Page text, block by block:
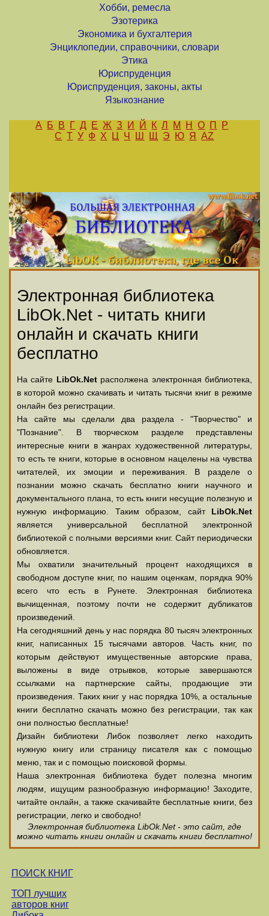
Хобби, ремесла
Эзотерика
Экономика и бухгалтерия
Энциклопедии, справочники, словари
Этика
Юриспруденция
Юриспруденция, законы, акты
Языкознание
А Б В Г Д Е Ж З И Й К Л М Н О П
Р
С Т У Ф Х Ц Ч Ш Щ Э Ю Я AZ
Электронная библиотека
LibOk.Net - читать книги
онлайн и скачать книги
бесплатно
На сайте LibOk.Netрасполжена электронная библиотека,
в которой можно скачивать и читать тысячи книг в режиме
онлайн без регистрации.
На сайте мы сделали два раздела - "Творчество" и
"Познание". В творческом разделе представлены
интересные книги в жанрах художественной литературы,
то есть те книги, которые в основном нацелены на чувства
читателей, их эмоции и переживания. В разделе о
познании можно скачать бесплатно книги научного и
документального плана, то есть книги несущие полезную и
нужную информацию. Таким образом, сайт LibOk.Net
является универсальной бесплатной электронной
библиотекой с полными версиями книг. Сайт периодически
обновляется.
Мы охватили значительный процент находящихся в
свободном доступе книг, по нашим оценкам, порядка 90%
всего что есть в Рунете. Электронная библиотека
вычищенная, поэтому почти не содержит дубликатов
произведений.
На сегодняшний день у нас порядка 80 тысяч электронных
книг, написанных 15 тысячами авторов. Часть книг, по
которым действуют имущественные авторские права,
выложены в виде отрывков, которые завершаются
ссылками на партнерские сайты, продающие эти
произведения. Таких книг у нас порядка 10%, а остальные
книги бесплатно скачать можно без регистрации, так как
они полностью бесплатные!
Дизайн библиотеки Либок позволяет легко находить
нужную книгу или страницу писателя как с помощью
меню, так и с помощью поисковой формы.
Наша электронная библиотека будет полезна многим
людям, ищущим разнообразную информацию! Заходите,
читайте онлайн, а также скачивайте бесплатные книги, без
регистрации, легко и свободно!
Электронная библиотека LibOk.Net - это сайт, где
можно читать книги онлайн и скачать книги бесплатно!
ПОИСК КНИГ
ТОП лучших
авторов книг